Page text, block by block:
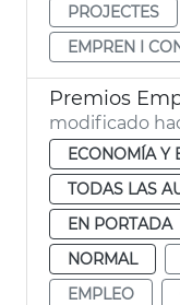
PROJECTES
EMPREN I
modificado
ECONOMÍA Y
TODAS LAS
EN PORTADA
NORMAL
EMPLEO